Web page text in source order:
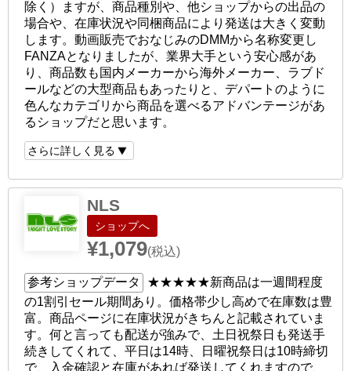
除く）ますが、商品種別や、他ショップからの出品の
場合や、在庫状況や同梱商品により発送は大きく変動
します。動画販売でおなじみのDMMから名称変更し
FANZAとなりましたが、業界大手という安心感があ
り、商品数も国内メーカーから海外メーカー、ラブド
ールなどの大型商品もあったりと、デパートのように
色んなカテゴリから商品を選べるアドバンテージがあ
るショップだと思います。
さらに詳しく見る
NLS
ショップへ
¥1,079(税込)
参考ショップデータ ★★★★★新商品は一週間程度
の1割引セール期間あり。価格帯少し高めで在庫数は豊
富。商品ページに在庫状況がきちんと記載されていま
す。何と言っても配送が強みで、土日祝祭日も発送手
続きしてくれて、平日は14時、日曜祝祭日は10時締切
で、入金確認と在庫があれば発送してくれますので、